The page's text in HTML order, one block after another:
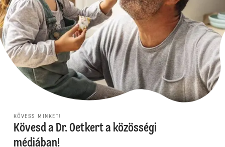
KÖVESS MINKET!
Kövesd a Dr. Oetkert a közösségi
médiában!